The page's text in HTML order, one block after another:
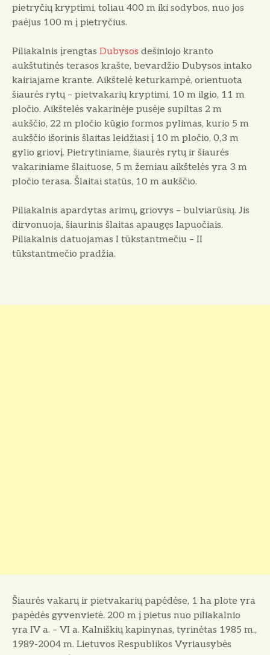
pietryčių kryptimi, toliau 400 m iki sodybos, nuo jos
paėjus 100 m į pietryčius.
Piliakalnis įrengtas Dubysos dešiniojo kranto
aukštutinės terasos krašte, bevardžio Dubysos intako
kairiajame krante. Aikštelė keturkampė, orientuota
šiaurės rytų – pietvakarių kryptimi, 10 m ilgio, 11 m
pločio. Aikštelės vakarinėje pusėje supiltas 2 m
aukščio, 22 m pločio kūgio formos pylimas, kurio 5 m
aukščio išorinis šlaitas leidžiasi į 10 m pločio, 0,3 m
gylio griovį. Pietrytiniame, šiaurės rytų ir šiaurės
vakariniame šlaituose, 5 m žemiau aikštelės yra 3 m
pločio terasa. Šlaitai statūs, 10 m aukščio.
Piliakalnis apardytas arimų, griovys – bulviarūsių. Jis
dirvonuoja, šiaurinis šlaitas apaugęs lapuočiais.
Piliakalnis datuojamas I tūkstantmečiu – II
tūkstantmečio pradžia.
Šiaurės vakarų ir pietvakarių papėdėse, 1 ha plote yra
papėdės gyvenvietė. 200 m į pietus nuo piliakalnio
yra IV a. – VI a. Kalniškių kapinynas, tyrinėtas 1985 m.,
1989-2004 m. Lietuvos Respublikos Vyriausybės